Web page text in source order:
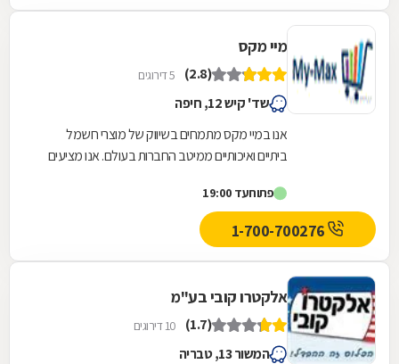
מיי מקס
(2.8) 5 דירוגים
שד' קיש 12, חיפה
אנו במיי מקס מתמחים בשיווק של מוצרי חשמל
ביתיים ואיכותיים ממיטב החברות בעולם. אנו מציעים
אטרקטיביים...
פתוחעד 19:00
1-700-700276
אלקטרו קובי בע"מ
(1.7) 10 דירוגים
המשור 13, טבריה